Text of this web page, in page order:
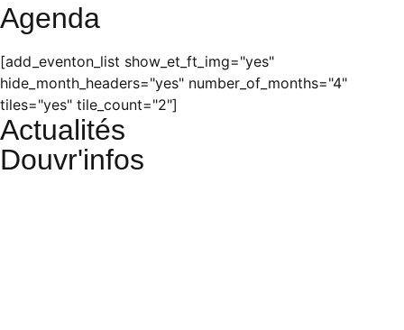
Agenda
[add_eventon_list show_et_ft_img="yes"
hide_month_headers="yes" number_of_months="4"
tiles="yes" tile_count="2"]
Actualités
Douvr'infos